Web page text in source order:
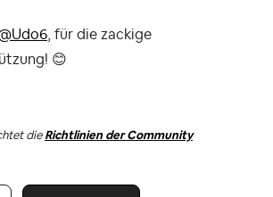
, für die zackige
😊
die Richtlinien der Community